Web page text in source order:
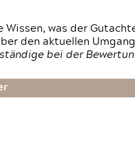
was der
den aktuellen
bei der